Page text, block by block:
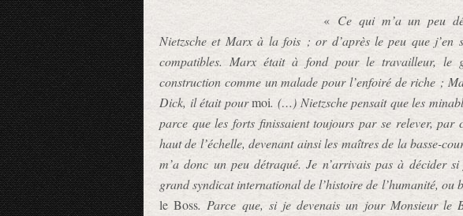
« Ce qui m’a un peu
Nietzsche et Marx à la fois ; or d’après le peu que j’en
compatibles. Marx était à fond pour le travailleur, le
construction comme un malade pour l’enfoiré de riche ;
Dick, il était pourmoi. (…) Nietzsche pensait que les
parce que les forts finissaient toujours par se relever,
haut de l’échelle, devenant ainsi les maîtres de la basse-
m’a donc un peu détraqué. Je n’arrivais pas à décider
grand syndicat international de l’histoire de l’humanité, ou
le Boss. Parce que, si je devenais un jour Monsieur le